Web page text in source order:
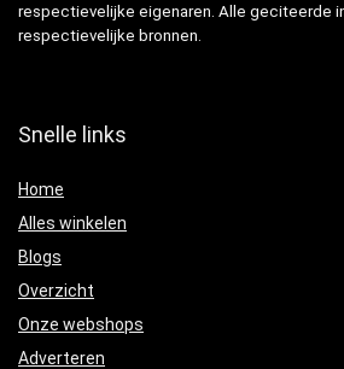
respectievelijke eigenaren. Alle geciteerde
respectievelijke bronnen.
Snelle links
Home
Alles winkelen
Blogs
Overzicht
Onze webshops
Adverteren